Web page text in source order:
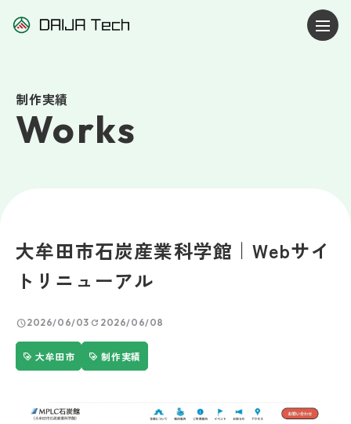
制作実績
Works
大牟田市石炭産業科学館｜Webサイ
トリニューアル
schedule2026/06/03 refresh 2026/06/08
大牟田市 制作実績